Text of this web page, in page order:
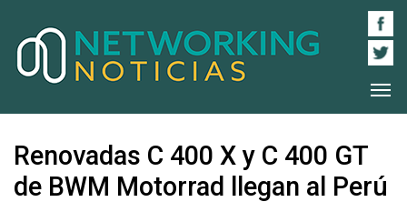
Renovadas C 400 X y C 400 GT
de BWM Motorrad llegan al Perú